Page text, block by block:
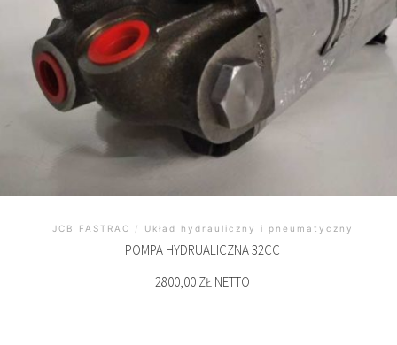
JCB FASTRAC / Układ hydrauliczny i pneumatyczny
POMPA HYDRUALICZNA 32CC
2800,00 ZŁ NETTO